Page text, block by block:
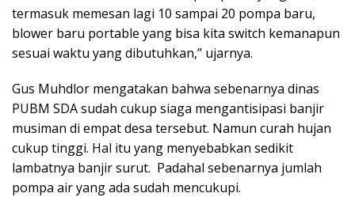
termasuk memesan lagi 10 sampai 20 pompa baru,
blower baru portable yang bisa kita switch kemanapun
sesuai waktu yang dibutuhkan,” ujarnya.
Gus Muhdlor mengatakan bahwa sebenarnya dinas
PUBM SDA sudah cukup siaga mengantisipasi banjir
musiman di empat desa tersebut. Namun curah hujan
cukup tinggi. Hal itu yang menyebabkan sedikit
lambatnya banjir surut. Padahal sebenarnya jumlah
pompa air yang ada sudah mencukupi.